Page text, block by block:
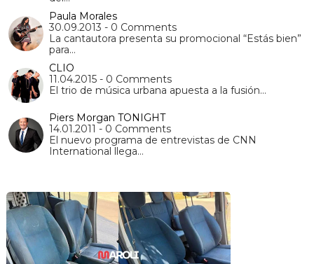
Paula Morales
30.09.2013 - 0 Comments
La cantautora presenta su promocional “Estás bien”
para…
CLIO
11.04.2015 - 0 Comments
El trio de música urbana apuesta a la fusión…
Piers Morgan TONIGHT
14.01.2011 - 0 Comments
El nuevo programa de entrevistas de CNN
International llega…